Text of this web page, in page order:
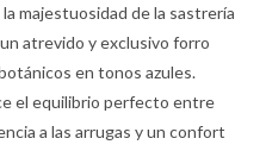
majestuosidad de la sastrería
atrevido y exclusivo forro
en tonos azules.
el equilibrio perfecto entre
a las arrugas y un confort